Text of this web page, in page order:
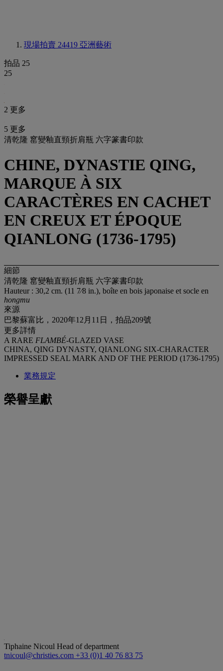
現場拍賣 24419 亞洲藝術
拍品 25
25
2 更多
5 更多
清乾隆 窰變釉直頸折肩瓶 六字篆書印款
CHINE, DYNASTIE QING,
MARQUE À SIX
CARACTÈRES EN CACHET
EN CREUX ET ÉPOQUE
QIANLONG (1736-1795)
細節
清乾隆 窰變釉直頸折肩瓶 六字篆書印款
Hauteur : 30,2 cm. (11 7⁄8 in.), boîte en bois japonaise et socle en
hongmu
來源
巴黎蘇富比，2020年12月11日，拍品209號
更多詳情
A RARE FLAMBÉ-GLAZED VASE
CHINA, QING DYNASTY, QIANLONG SIX-CHARACTER
IMPRESSED SEAL MARK AND OF THE PERIOD (1736-1795)
業務規定
榮譽呈獻
Tiphaine Nicoul Head of department
tnicoul@christies.com +33 (0)1 40 76 83 75